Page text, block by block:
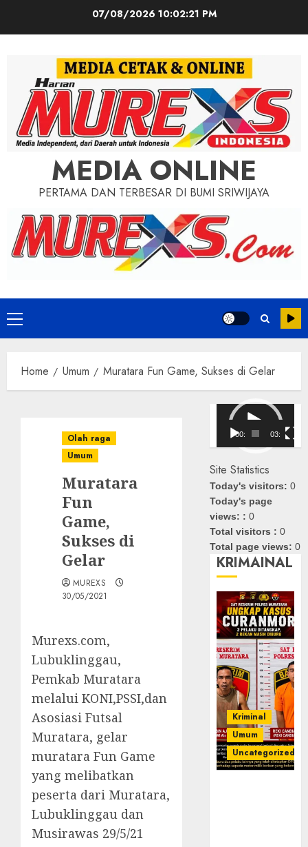
07/08/2026 10:02:23 PM
MEDIA ONLINE
PERTAMA DAN TERBESAR DI BUMI SRIWIJAYA
Primary
Menu
Home Umum Muratara Fun Game, Sukses di Gelar
Olah raga
Umum
Muratara
Fun
Game,
Sukses di
Gelar
MUREXS
30/05/2021
Murexs.com,
Lubuklinggau,
Pemkab Muratara
melalui KONI,PSSI,dan
Asosiasi Futsal
Muratara, gelar
muratara Fun Game
yang melibatkan
peserta dari Muratara,
Lubuklinggau dan
Musirawas 29/5/21
Pemutar
Video
00:00 03:08
Site Statistics
Today's visitors:0
Today's page
views: :0
Total visitors :0
Total page views:0
KRIMAINAL
Kriminal
Umum
Uncategorized